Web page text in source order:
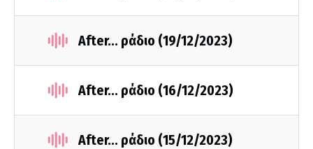
After... ράδιο (19/12/2023)
After... ράδιο (16/12/2023)
After... ράδιο (15/12/2023)